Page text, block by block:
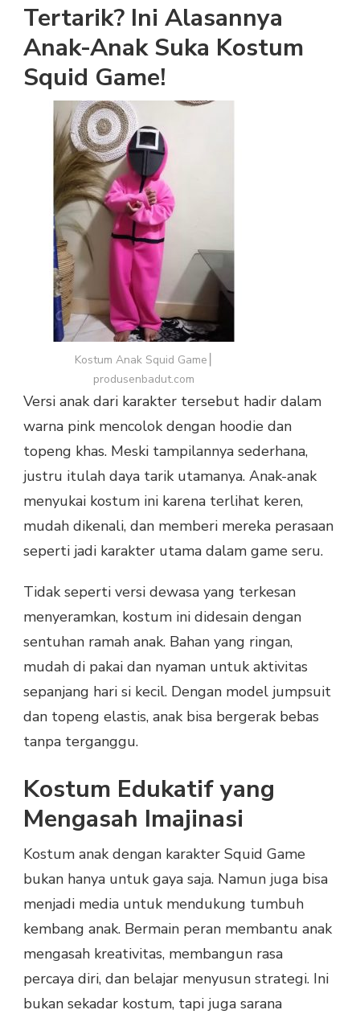
Tertarik? Ini Alasannya
Anak-Anak Suka Kostum
Squid Game!
Kostum Anak Squid Game⎮
produsenbadut.com
Versi anak dari karakter tersebut hadir dalam
warna pink mencolok dengan hoodie dan
topeng khas. Meski tampilannya sederhana,
justru itulah daya tarik utamanya. Anak-anak
menyukai kostum ini karena terlihat keren,
mudah dikenali, dan memberi mereka perasaan
seperti jadi karakter utama dalam game seru.
Tidak seperti versi dewasa yang terkesan
menyeramkan, kostum ini didesain dengan
sentuhan ramah anak. Bahan yang ringan,
mudah di pakai dan nyaman untuk aktivitas
sepanjang hari si kecil. Dengan model jumpsuit
dan topeng elastis, anak bisa bergerak bebas
tanpa terganggu.
Kostum Edukatif yang
Mengasah Imajinasi
Kostum anak dengan karakter Squid Game
bukan hanya untuk gaya saja. Namun juga bisa
menjadi media untuk mendukung tumbuh
kembang anak. Bermain peran membantu anak
mengasah kreativitas, membangun rasa
percaya diri, dan belajar menyusun strategi. Ini
bukan sekadar kostum, tapi juga sarana